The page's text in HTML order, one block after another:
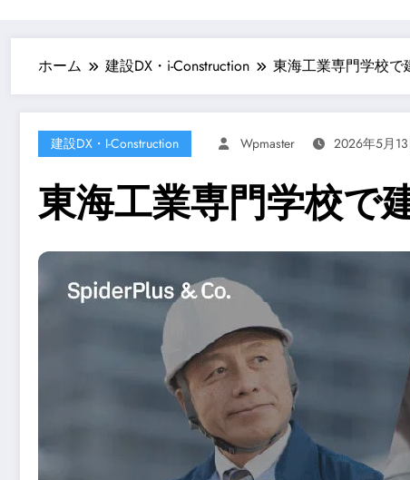
ホーム 建設DX・i-Construction 東海工業専門学校で
建設DX・i-Construction Wpmaster 2026年5月13
東海工業専門学校で